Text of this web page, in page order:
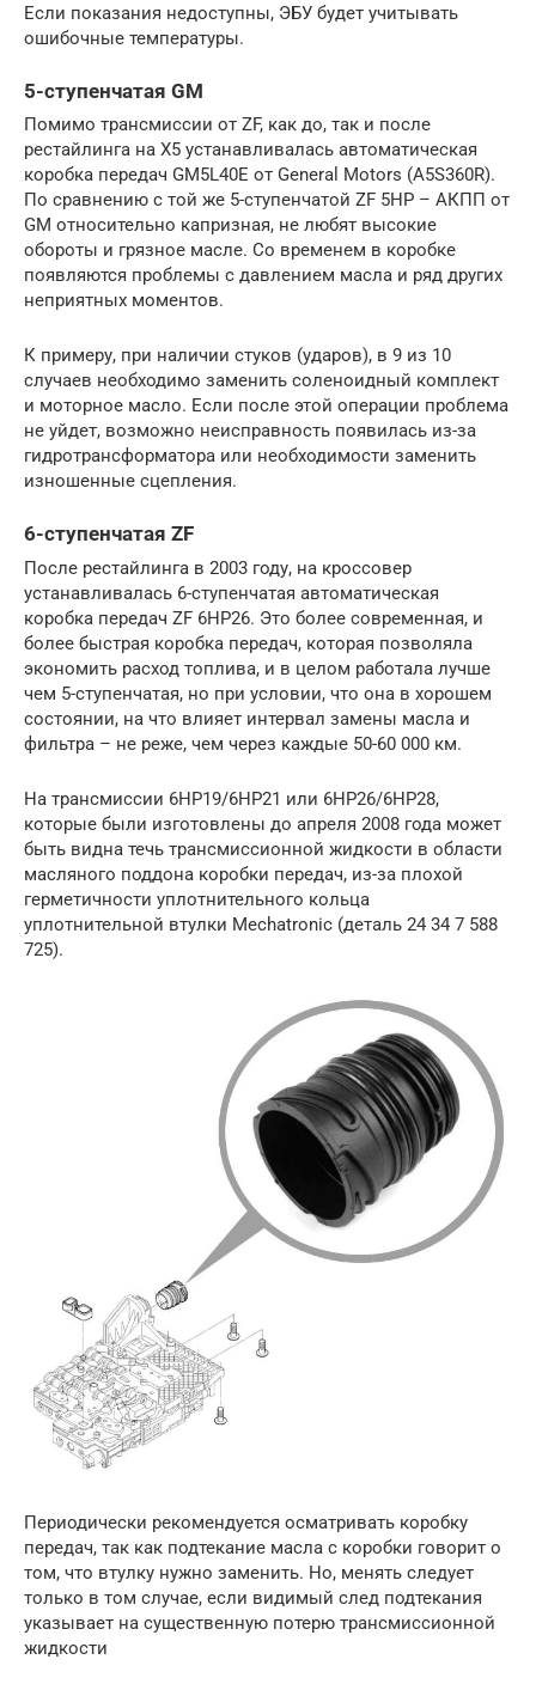
Если показания недоступны, ЭБУ будет учитывать
ошибочные температуры.
5-ступенчатая GM
Помимо трансмиссии от ZF, как до, так и после
рестайлинга на Х5 устанавливалась автоматическая
коробка передач GM5L40E от General Motors (A5S360R).
По сравнению с той же 5-ступенчатой ZF 5HP – АКПП от
GM относительно капризная, не любят высокие
обороты и грязное масле. Со временем в коробке
появляются проблемы с давлением масла и ряд других
неприятных моментов.
К примеру, при наличии стуков (ударов), в 9 из 10
случаев необходимо заменить соленоидный комплект
и моторное масло. Если после этой операции проблема
не уйдет, возможно неисправность появилась из-за
гидротрансформатора или необходимости заменить
изношенные сцепления.
6-ступенчатая ZF
После рестайлинга в 2003 году, на кроссовер
устанавливалась 6-ступенчатая автоматическая
коробка передач ZF 6HP26. Это более современная, и
более быстрая коробка передач, которая позволяла
экономить расход топлива, и в целом работала лучше
чем 5-ступенчатая, но при условии, что она в хорошем
состоянии, на что влияет интервал замены масла и
фильтра – не реже, чем через каждые 50-60 000 км.
На трансмиссии 6HP19/6HP21 или 6HP26/6HP28,
которые были изготовлены до апреля 2008 года может
быть видна течь трансмиссионной жидкости в области
масляного поддона коробки передач, из-за плохой
герметичности уплотнительного кольца
уплотнительной втулки Mechatronic (деталь 24 34 7 588
725).
Периодически рекомендуется осматривать коробку
передач, так как подтекание масла с коробки говорит о
том, что втулку нужно заменить. Но, менять следует
только в том случае, если видимый след подтекания
указывает на существенную потерю трансмиссионной
жидкости